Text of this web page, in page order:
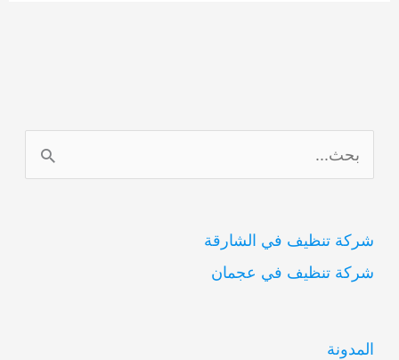
ل
ح
ث
ن
شركة تنظيف في الشارقة
شركة تنظيف في عجمان
المدونة